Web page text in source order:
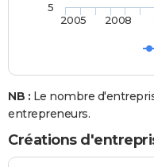
2005 2008
5
NB : Le nombre
entrepreneurs.
Créations